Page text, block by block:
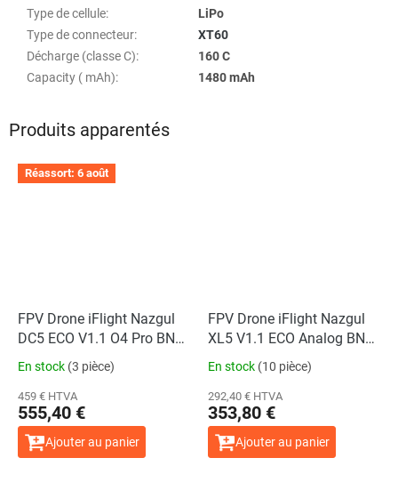
Type de cellule:
LiPo
Type de connecteur:
XT60
Décharge (classe C):
160 C
Capacity ( mAh): 1480 mAh
Produits apparentés
Réassort: 6 août
FPV Drone iFlight Nazgul
DC5 ECO V1.1 O4 Pro BNF
ELRS 2.4GHz + GPS
En stock (3 pièce)
459 € HTVA
555,40 €
Ajouter au panier
FPV Drone iFlight Nazgul
XL5 V1.1 ECO Analog BNF
ELRS 2.4GHz + GPS
En stock (10 pièce)
292,40 € HTVA
353,80 €
Ajouter au panier